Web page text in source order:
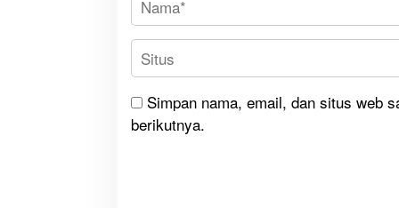
Simpan nama, email, dan situs web
berikutnya.